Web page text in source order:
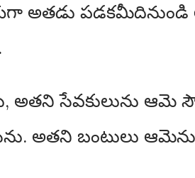
అతడు పడకమీదినుండి
సేవకులును ఆమె
అతని బంటులు ఆమెను